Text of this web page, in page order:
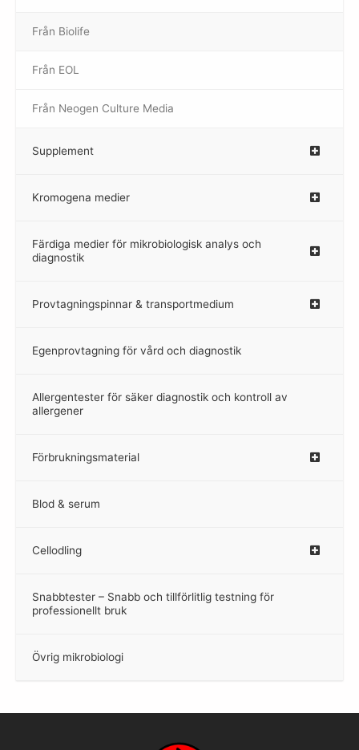
Från Biolife
–
Från EOL
–
Från Neogen Culture Media
–
Supplement
–
Kromogena medier
–
Färdiga medier för mikrobiologisk analys och
diagnostik
Provtagningspinnar & transportmedium
–
Egenprovtagning för vård och diagnostik
–
Allergentester för säker diagnostik och kontroll av
allergener
–
Förbrukningsmaterial
Blod & serum
Cellodling
–
Snabbtester – Snabb och tillförlitlig testning för
professionellt bruk
–
Övrig mikrobiologi
–